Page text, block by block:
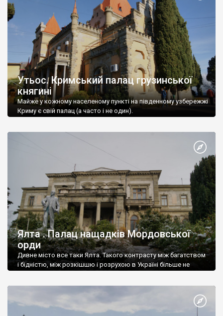
Утьос. Кримський палац грузинської
княгині
Майже у кожному населеному пункті на південному узбережжі
Криму є свій палац (а часто і не один).
Ялта . Палац нащадків Мордовської
орди
Дивне місто все таки Ялта. Такого контрасту між багатством
і бідністю, між розкішшю і розрухою в Україні більше не